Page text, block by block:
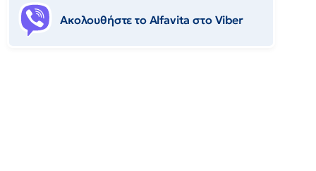
Ακολουθήστε το Αlfavita στο Viber